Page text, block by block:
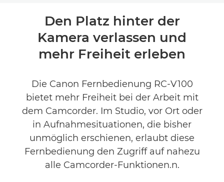
Technische Daten
Den Platz hinter der
Kamera verlassen und
mehr Freiheit erleben
Die Canon Fernbedienung RC-V100
bietet mehr Freiheit bei der Arbeit mit
dem Camcorder. Im Studio, vor Ort oder
in Aufnahmesituationen, die bisher
unmöglich erschienen, erlaubt diese
Fernbedienung den Zugriff auf nahezu
alle Camcorder-Funktionen.n.